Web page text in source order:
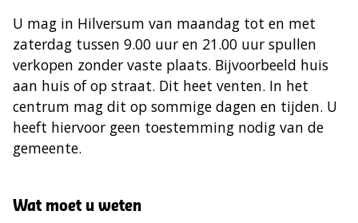
U mag in Hilversum van maandag tot en met
zaterdag tussen 9.00 uur en 21.00 uur spullen
verkopen zonder vaste plaats. Bijvoorbeeld huis
aan huis of op straat. Dit heet venten. In het
centrum mag dit op sommige dagen en tijden. U
heeft hiervoor geen toestemming nodig van de
gemeente.
Wat moet u weten